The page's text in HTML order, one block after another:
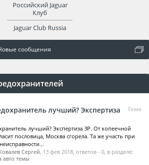
сообщения
Тема
лучший? Экспертиза
лучший? Экспертиза ЗР. От копеечной
пословица, Москва сгорела. Та же участь при
Сергей, 13 фев 2018, ответов - 0, в разделе:
авто темы
Российский Jaguar
Клуб
Jaguar Club Russia
оват